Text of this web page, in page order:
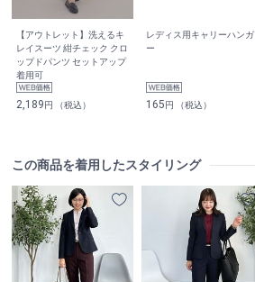
【アウトレット】洗えるキ
レイスーツ 紺チェック クロ
ップドパンツ セットアップ
着用可
2,189円 （税込）
レディス用キャリーハンガ
ー
165円 （税込）
この商品を着用したスタイリング